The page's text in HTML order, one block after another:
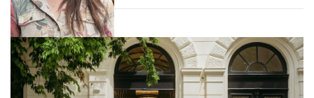
Gasztró